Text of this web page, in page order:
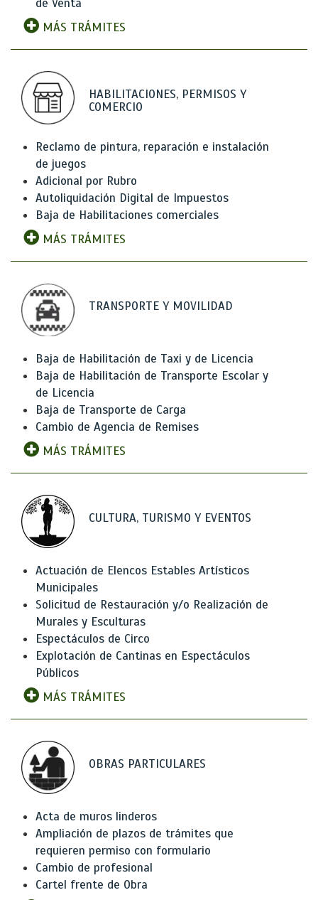
de Venta
MÁS TRÁMITES
HABILITACIONES, PERMISOS Y
COMERCIO
Reclamo de pintura, reparación e instalación
de juegos
Adicional por Rubro
Autoliquidación Digital de Impuestos
Baja de Habilitaciones comerciales
MÁS TRÁMITES
TRANSPORTE Y MOVILIDAD
Baja de Habilitación de Taxi y de Licencia
Baja de Habilitación de Transporte Escolar y
de Licencia
Baja de Transporte de Carga
Cambio de Agencia de Remises
MÁS TRÁMITES
CULTURA, TURISMO Y EVENTOS
Actuación de Elencos Estables Artísticos
Municipales
Solicitud de Restauración y/o Realización de
Murales y Esculturas
Espectáculos de Circo
Explotación de Cantinas en Espectáculos
Públicos
MÁS TRÁMITES
OBRAS PARTICULARES
Acta de muros linderos
Ampliación de plazos de trámites que
requieren permiso con formulario
Cambio de profesional
Cartel frente de Obra